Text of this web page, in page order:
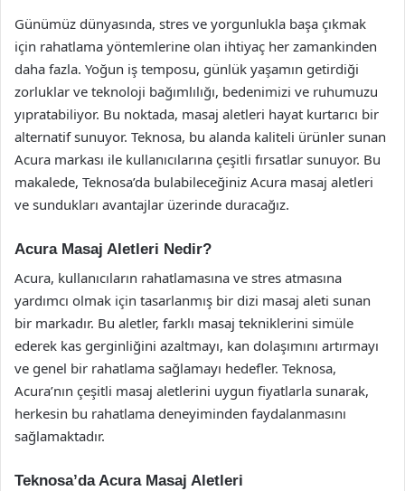
Günümüz dünyasında, stres ve yorgunlukla başa çıkmak
için rahatlama yöntemlerine olan ihtiyaç her zamankinden
daha fazla. Yoğun iş temposu, günlük yaşamın getirdiği
zorluklar ve teknoloji bağımlılığı, bedenimizi ve ruhumuzu
yıpratabiliyor. Bu noktada, masaj aletleri hayat kurtarıcı bir
alternatif sunuyor. Teknosa, bu alanda kaliteli ürünler sunan
Acura markası ile kullanıcılarına çeşitli fırsatlar sunuyor. Bu
makalede, Teknosa’da bulabileceğiniz Acura masaj aletleri
ve sundukları avantajlar üzerinde duracağız.
Acura Masaj Aletleri Nedir?
Acura, kullanıcıların rahatlamasına ve stres atmasına
yardımcı olmak için tasarlanmış bir dizi masaj aleti sunan
bir markadır. Bu aletler, farklı masaj tekniklerini simüle
ederek kas gerginliğini azaltmayı, kan dolaşımını artırmayı
ve genel bir rahatlama sağlamayı hedefler. Teknosa,
Acura’nın çeşitli masaj aletlerini uygun fiyatlarla sunarak,
herkesin bu rahatlama deneyiminden faydalanmasını
sağlamaktadır.
Teknosa’da Acura Masaj Aletleri